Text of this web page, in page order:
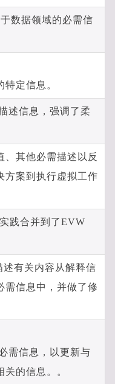
数据领域的必需信
定信息。
述信息，强调了柔
、其他必需描述以反
方案到执行虚拟工作
践合并到了EVW
述有关内容从解释信
需信息中，并做了修
需信息，以更新与
的信息。。